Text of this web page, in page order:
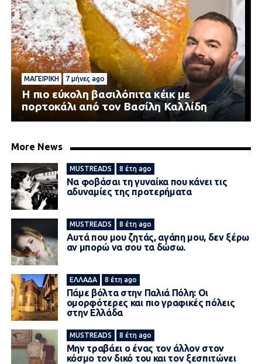
ΜΑΓΕΙΡΙΚΉ 7 μήνες ago
Η πιο εύκολη βασιλόπιτα κέικ με
πορτοκάλι από τον Βασίλη Καλλίδη
More News
MUSTREADS 8 έτη ago
Να φοβάσαι τη γυναίκα που κάνει τις
αδυναμίες της προτερήματα
MUSTREADS 8 έτη ago
Αυτά που μου ζητάς, αγάπη μου, δεν ξέρω
αν μπορώ να σου τα δώσω.
ΕΛΛΆΔΑ 8 έτη ago
Πάμε βόλτα στην Παλιά Πόλη: Οι
ομορφότερες και πιο γραφικές πόλεις
στην Ελλάδα
MUSTREADS 8 έτη ago
Μην τραβάει ο ένας τον άλλον στον
κόσμο τον δικό του και τον ξεσπιτώνει